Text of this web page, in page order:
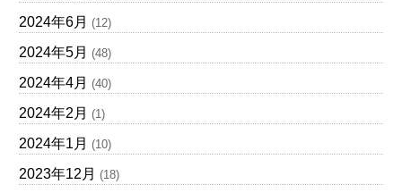
2024年6月 (12)
2024年5月 (48)
2024年4月 (40)
2024年2月 (1)
2024年1月 (10)
2023年12月 (18)